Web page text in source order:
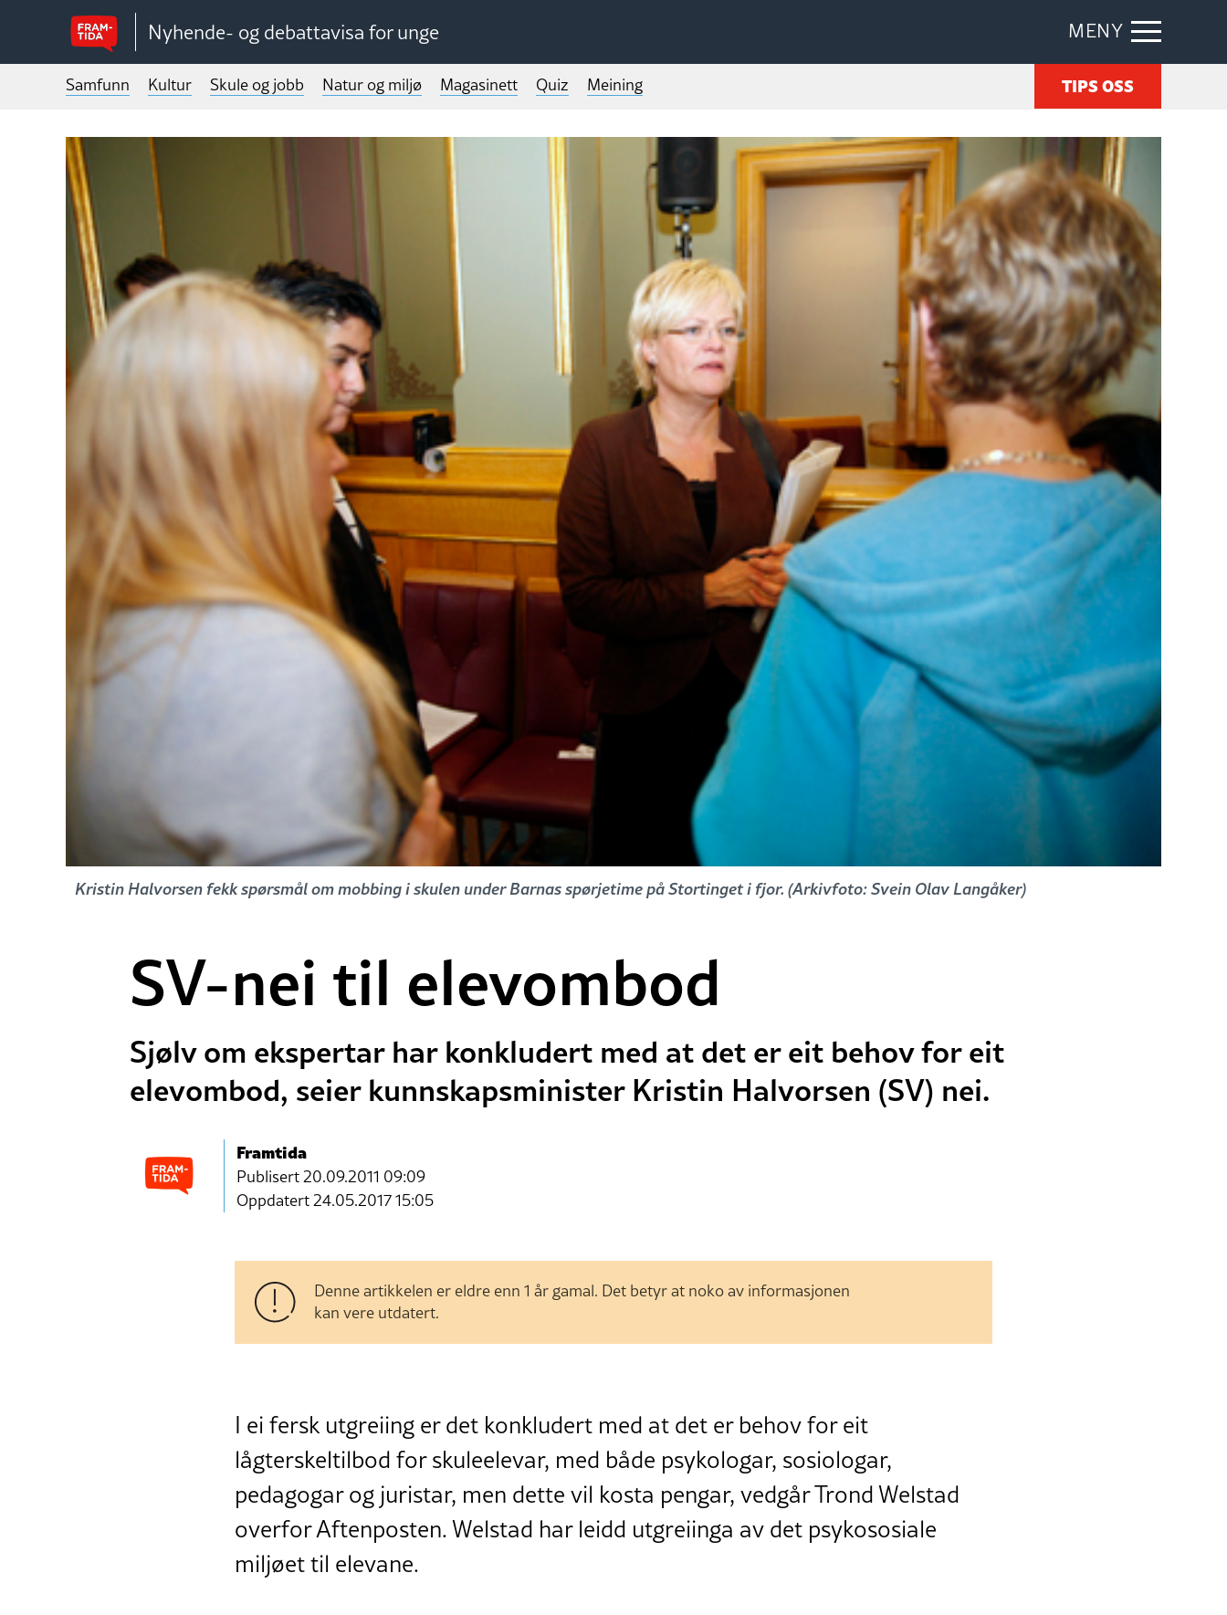
Nyhende- og debattavisa for unge MENY
Samfunn Kultur Skule og jobb Natur og miljø Magasinett Quiz Meining TIPS OSS
Kristin Halvorsen fekk spørsmål om mobbing i skulen under Barnas spørjetime på Stortinget i fjor. (Arkivfoto: Svein Olav Langåker)
SV-nei til elevombod
Sjølv om ekspertar har konkludert med at det er eit behov for eit
elevombod, seier kunnskapsminister Kristin Halvorsen (SV) nei.
Framtida
Publisert20.09.2011 09:09
Oppdatert 24.05.2017 15:05
Denne artikkelen er eldre enn 1 år gamal. Det betyr at noko av informasjonen
kan vere utdatert.
I ei fersk utgreiing er det konkludert med at det er behov for eit
lågterskeltilbod for skuleelevar, med både psykologar, sosiologar,
pedagogar og juristar, men dette vil kosta pengar, vedgår Trond Welstad
overfor Aftenposten. Welstad har leidd utgreiinga av det psykososiale
miljøet til elevane.